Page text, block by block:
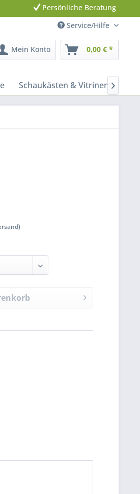
Persönliche Beratung
Service/Hilfe
Mein Konto 0,00 € *
Schaukästen & Vitrinen 